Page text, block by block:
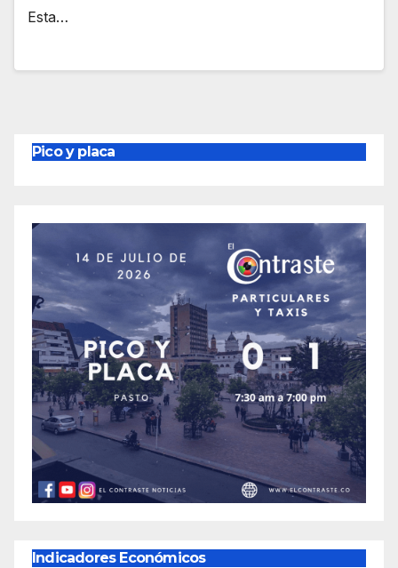
Esta…
Pico y placa
Indicadores Económicos